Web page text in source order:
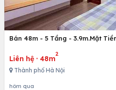
Bán 48m - 5 Tầng - 3.9m.Mặt
Liên hệ · 48m
2
Thành phố Hà Nội
hôm qua